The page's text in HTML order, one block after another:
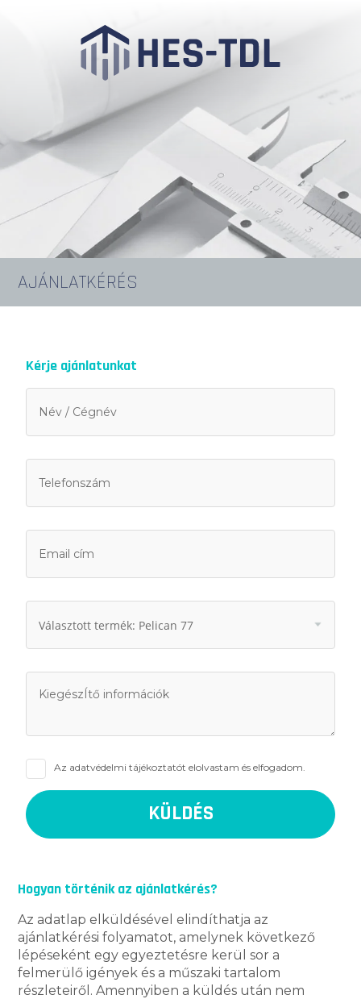
AJÁNLATKÉRÉS
Kérje ajánlatunkat
Az adatvédelmi tájékoztatót elolvastam és elfogadom.
Hogyan történik az ajánlatkérés?
Az adatlap elküldésével elindíthatja az
ajánlatkérési folyamatot, amelynek következő
lépéseként egy egyeztetésre kerül sor a
felmerülő igények és a műszaki tartalom
részleteiről. Amennyiben a küldés után nem